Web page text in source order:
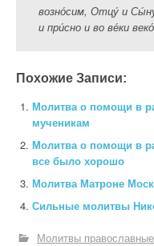
возно́сим, Отцу́ и
и при́сно и во ве́ки
Похожие Записи:
Молитва о помощи в
мученикам
Молитва о помощи в
все было хорошо
Молитва Матроне
Сильные молитвы
Молитвы